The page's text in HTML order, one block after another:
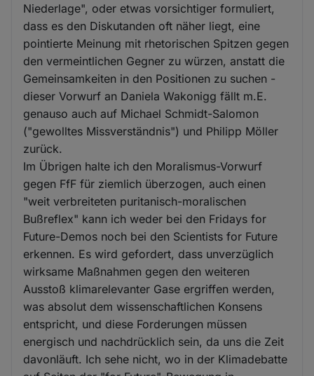
Niederlage", oder etwas vorsichtiger formuliert,
dass es den Diskutanden oft näher liegt, eine
pointierte Meinung mit rhetorischen Spitzen gegen
den vermeintlichen Gegner zu würzen, anstatt die
Gemeinsamkeiten in den Positionen zu suchen -
dieser Vorwurf an Daniela Wakonigg fällt m.E.
genauso auch auf Michael Schmidt-Salomon
("gewolltes Missverständnis") und Philipp Möller
zurück.
Im Übrigen halte ich den Moralismus-Vorwurf
gegen FfF für ziemlich überzogen, auch einen
"weit verbreiteten puritanisch-moralischen
Bußreflex" kann ich weder bei den Fridays for
Future-Demos noch bei den Scientists for Future
erkennen. Es wird gefordert, dass unverzüglich
wirksame Maßnahmen gegen den weiteren
Ausstoß klimarelevanter Gase ergriffen werden,
was absolut dem wissenschaftlichen Konsens
entspricht, und diese Forderungen müssen
energisch und nachdrücklich sein, da uns die Zeit
davonläuft. Ich sehe nicht, wo in der Klimadebatte